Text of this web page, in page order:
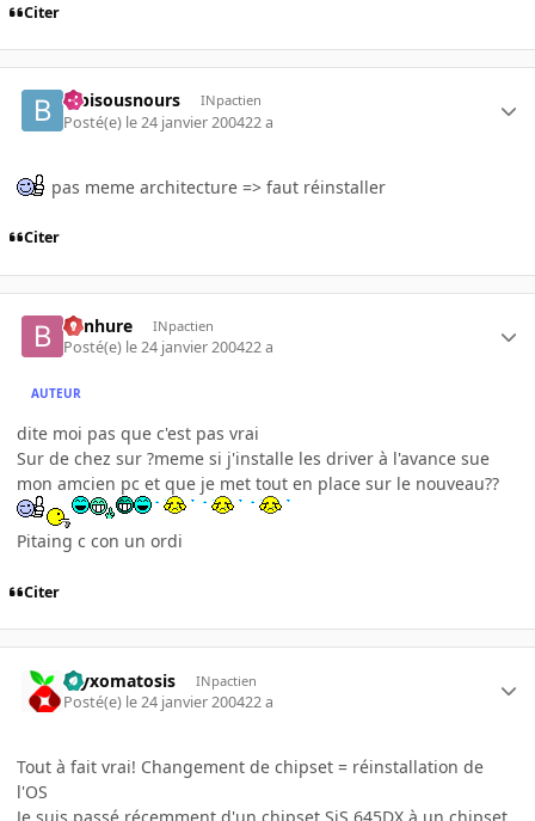
Citer
bibisousnours INpactien
Posté(e) le 24 janvier 200422 a
pas meme architecture => faut réinstaller
Citer
benhure INpactien
Posté(e) le 24 janvier 200422 a
AUTEUR
dite moi pas que c'est pas vrai
Sur de chez sur ?meme si j'installe les driver à l'avance sue
mon amcien pc et que je met tout en place sur le nouveau??
Pitaing c con un ordi
Citer
myxomatosis INpactien
Posté(e) le 24 janvier 200422 a
Tout à fait vrai! Changement de chipset = réinstallation de
l'OS